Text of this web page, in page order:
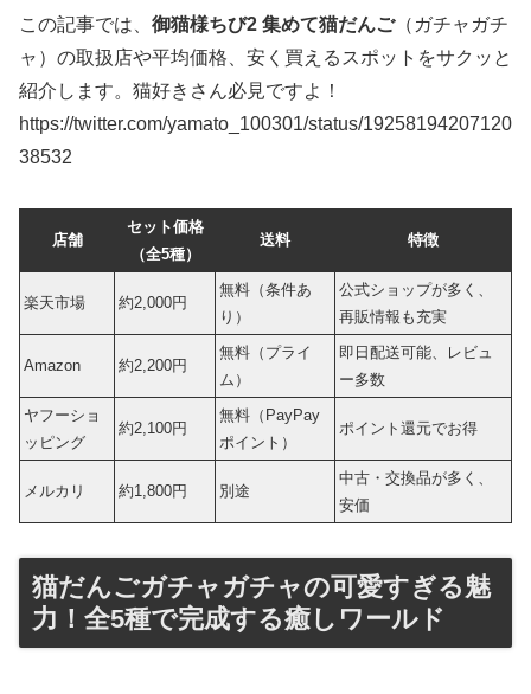
この記事では、 御猫様ちび2 集めて猫だんご（ガチャガチ
ャ）の取扱店や平均価格、安く買えるスポットをサクッと
紹介します。猫好きさん必見ですよ！
https://twitter.com/yamato_100301/status/19258194207120
38532
店舗
セット価格
（全5種）
送料 特徴
楽天市場 約2,000円
無料（条件あ
り）
公式ショップが多く、
再販情報も充実
Amazon 約2,200円
無料（プライ
ム）
即日配送可能、レビュ
ー多数
ヤフーショ
ッピング
約2,100円
無料（PayPay
ポイント）
ポイント還元でお得
メルカリ 約1,800円 別途
中古・交換品が多く、
安価
猫だんごガチャガチャの可愛すぎる魅
力！全5種で完成する癒しワールド